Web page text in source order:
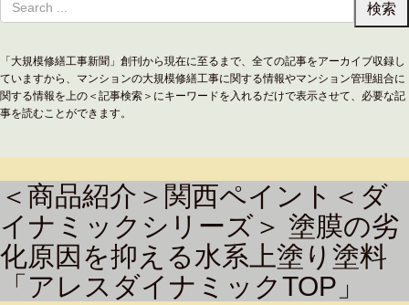
「大規模修繕工事新聞」創刊から現在に至るまで、全ての記事をアーカイブ収録し
ていますから、マンションの大規模修繕工事に関する情報やマンション管理組合に
関する情報を上の＜記事検索＞にキーワードを入れるだけで表示させて、必要な記
事を読むことができます。
＜商品紹介＞関西ペイント＜ダ
イナミックシリーズ＞ 塗膜の劣
化原因を抑える水系上塗り塗料
「アレスダイナミックTOP」